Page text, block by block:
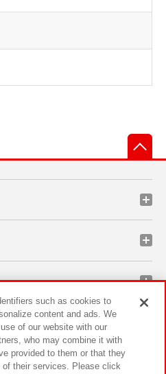
such as cookies to
content and ads. We
of our website with our
who may combine it with
provided to them or that they
of their services. Please click